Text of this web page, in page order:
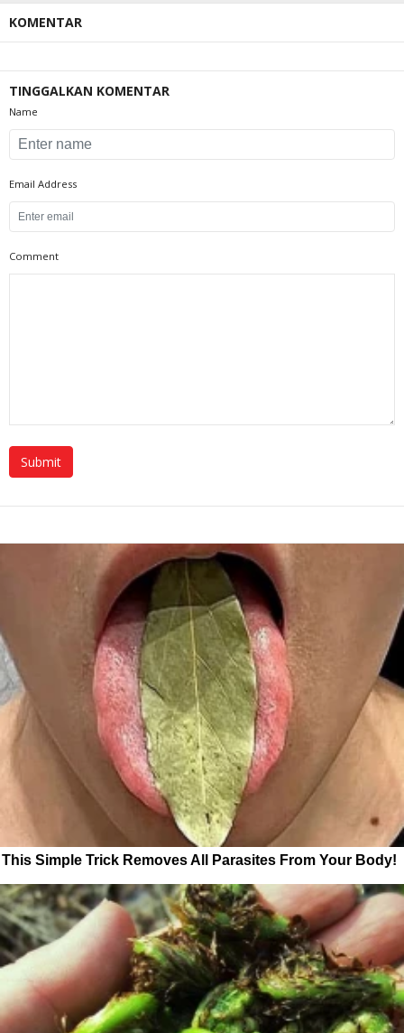
KOMENTAR
TINGGALKAN KOMENTAR
Name
Email Address
Comment
This Simple Trick Removes All Parasites From Your Body!